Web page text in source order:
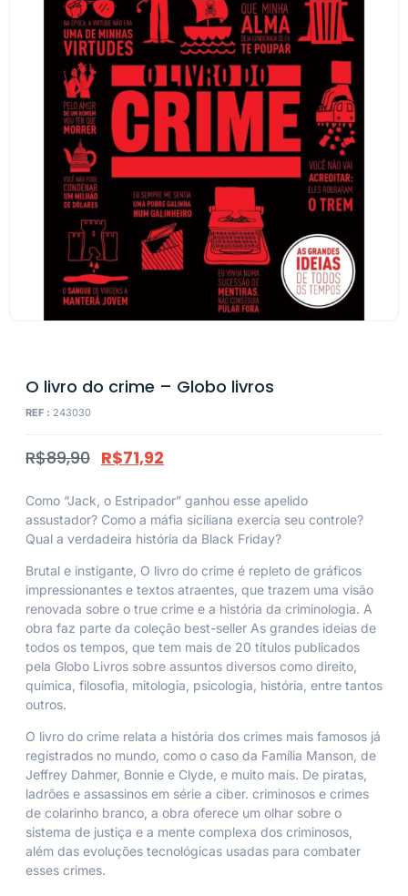
O livro do crime – Globo livros
REF : 243030
R$89,90 R$71,92
Como “Jack, o Estripador” ganhou esse apelido
assustador? Como a máfia siciliana exercia seu controle?
Qual a verdadeira história da Black Friday?
Brutal e instigante, O livro do crime é repleto de gráficos
impressionantes e textos atraentes, que trazem uma visão
renovada sobre o true crime e a história da criminologia. A
obra faz parte da coleção best-seller As grandes ideias de
todos os tempos , que tem mais de 20 títulos publicados
pela Globo Livros sobre assuntos diversos como direito,
química, filosofia, mitologia, psicologia, história, entre tantos
outros.
O livro do crime relata a história dos crimes mais famosos já
registrados no mundo, como o caso da Família Manson, de
Jeffrey Dahmer, Bonnie e Clyde, e muito mais. De piratas,
ladrões e assassinos em série a ciber. criminosos e crimes
de colarinho branco, a obra oferece um olhar sobre o
sistema de justiça e a mente complexa dos criminosos,
além das evoluções tecnológicas usadas para combater
esses crimes.